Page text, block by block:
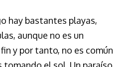
hay bastantes playas,
aunque no es un
y por tanto, no es común